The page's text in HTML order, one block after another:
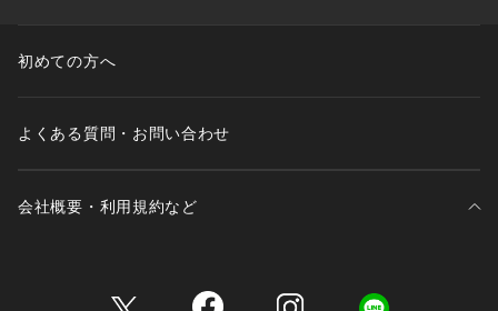
初めての方へ
よくある質問・お問い合わせ
会社概要・利用規約など